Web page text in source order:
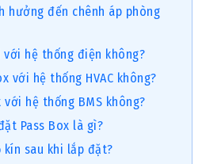
hưởng đến chênh áp phòng
với hệ thống điện không?
với hệ thống HVAC không?
với hệ thống BMS không?
Pass Box là gì?
sau khi lắp đặt?